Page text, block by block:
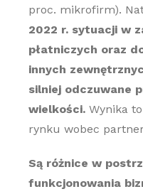
proc. mikrofirm).
2022 r. sytuacji w
płatniczych oraz
innych
silniej odczuwane
wielkości.Wynika to
rynku wobec
Są różnice w
funkcjonowania